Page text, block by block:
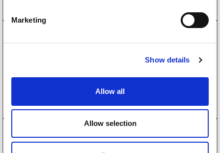
Marketing
Show details
Allow all
Allow selection
Delgjenget sekskantskrue M12x130 Pakke med
Kjøp på nett
Delgjenget sekskantskrue M12X130 Pakke med